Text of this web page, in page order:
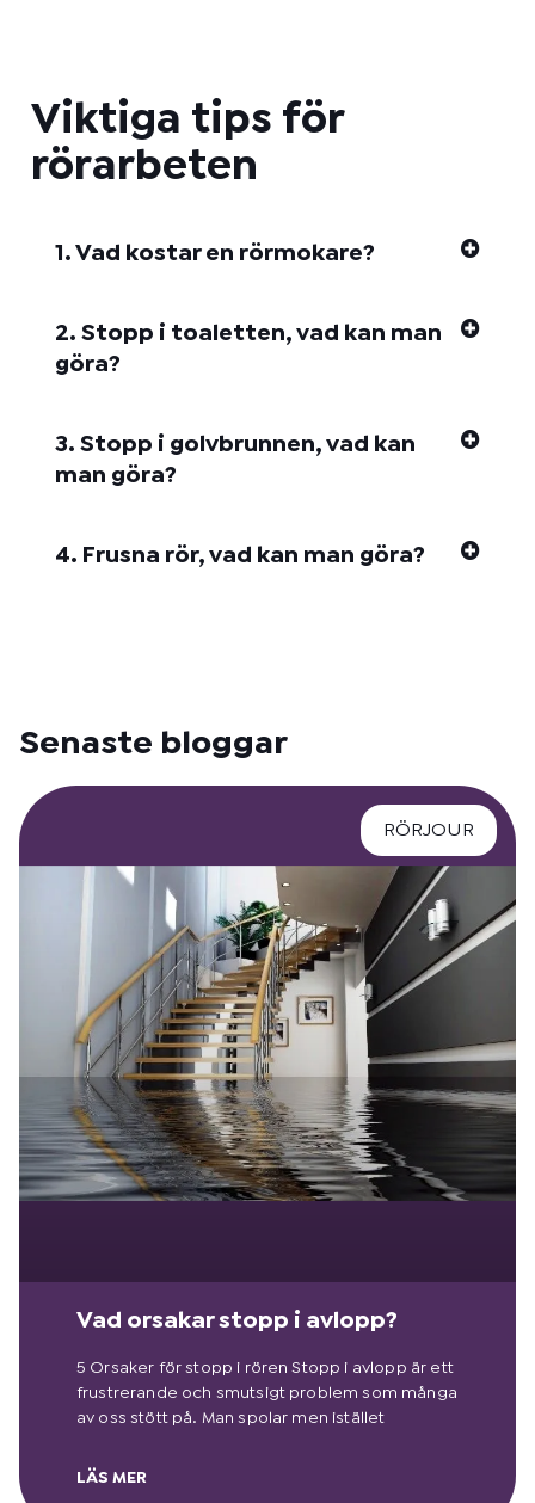
Viktiga tips för
rörarbeten
1. Vad kostar en rörmokare?
2. Stopp i toaletten, vad kan man
göra?
3. Stopp i golvbrunnen, vad kan
man göra?
4. Frusna rör, vad kan man göra?
Senaste bloggar
RÖRJOUR
Vad orsakar stopp i avlopp?
5 Orsaker för stopp i rören Stopp i avlopp är ett
frustrerande och smutsigt problem som många
av oss stött på. Man spolar men istället
LÄS MER